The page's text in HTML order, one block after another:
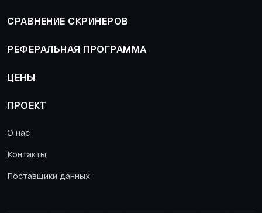
СРАВНЕНИЕ СКРИНЕРОВ
РЕФЕРАЛЬНАЯ ПРОГРАММА
ЦЕНЫ
ПРОЕКТ
О нас
Контакты
Поставщики данных